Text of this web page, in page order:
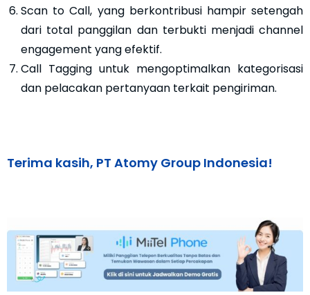
Scan to Call, yang berkontribusi hampir setengah
dari total panggilan dan terbukti menjadi channel
engagement yang efektif.
Call Tagging untuk mengoptimalkan kategorisasi
dan pelacakan pertanyaan terkait pengiriman.
Terima kasih, PT Atomy Group Indonesia!